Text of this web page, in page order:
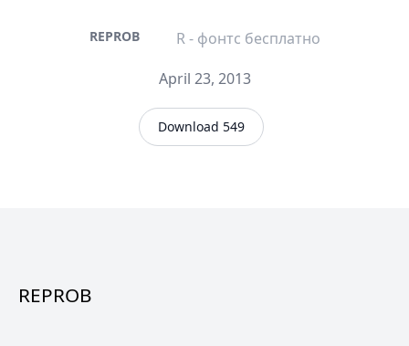
REPROB
R - фонтс бесплатно
April 23, 2013
Download 549
REPROB